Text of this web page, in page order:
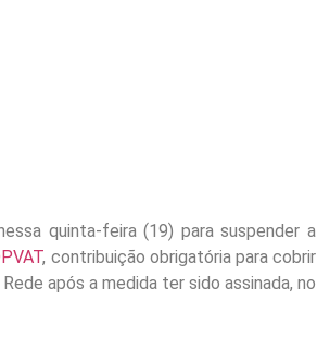
quinta-feira (19) para suspender a
, contribuição obrigatória para cobrir
após a medida ter sido assinada, no